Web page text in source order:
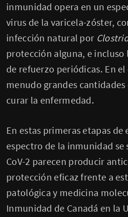
inmunidad opera en un
virus de la varicela-zóster,
infección natural por
protección alguna, e incluso
de refuerzo periódicas. En
menudo grandes
curar la enfermedad.
En estas primeras etapas
espectro de la inmunidad se
CoV-2 parecen producir
protección eficaz frente a
patológica y medicina
Inmunidad de Canadá en la